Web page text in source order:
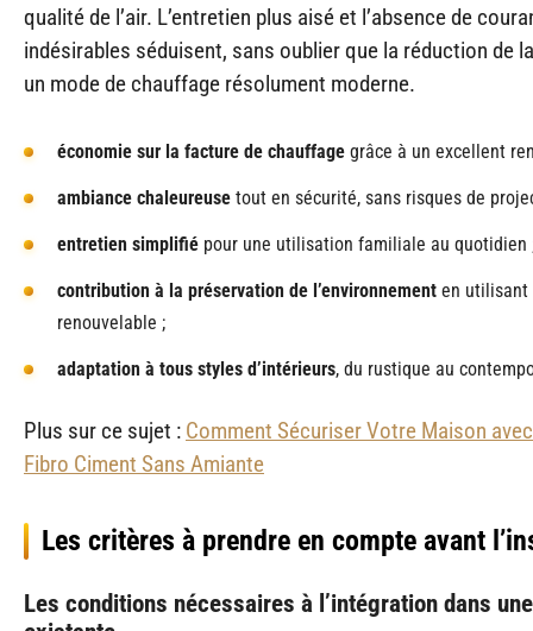
qualité de l’air. L’entretien plus aisé et l’absence de
indésirables séduisent, sans oublier que la réduction de
un mode de chauffage résolument moderne.
économie sur la facture de chauffage grâce à un excellent
ambiance chaleureuse tout en sécurité, sans risques de
entretien simplifié pour une utilisation familiale au quotidien
contribution à la préservation de l’environnement en utilisant
renouvelable ;
adaptation à tous styles d’intérieurs, du rustique au
Plus sur ce sujet : Comment Sécuriser Votre Maison
Fibro Ciment Sans Amiante
Les critères à prendre en compte avant
Les conditions nécessaires à l’intégration dans